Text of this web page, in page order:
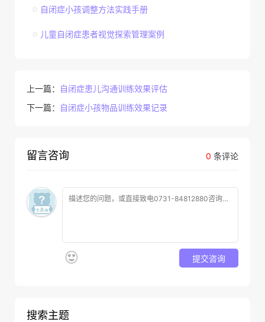
自闭症小孩调整方法实践手册
儿童自闭症患者视觉探索管理案例
上一篇：
自闭症患儿沟通训练效果评估
下一篇：
自闭症小孩物品训练效果记录
0 条评论
留言咨询
提交咨询
搜索主题